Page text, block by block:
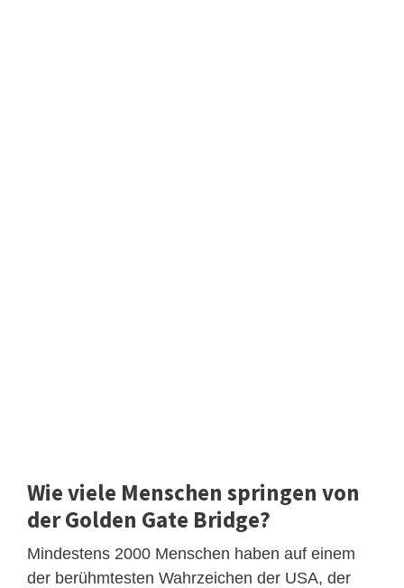
Wie viele Menschen springen von
der Golden Gate Bridge?
Mindestens 2000 Menschen haben auf einem
der berühmtesten Wahrzeichen der USA, der